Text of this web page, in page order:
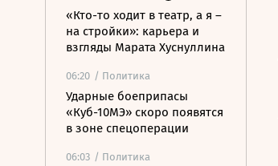
«Кто-то ходит в театр, а я –
на стройки»: карьера и
взгляды Марата Хуснуллина
06:20 / Политика
Ударные боеприпасы
«Куб-10МЭ» скоро появятся
в зоне спецоперации
06:03 / Политика